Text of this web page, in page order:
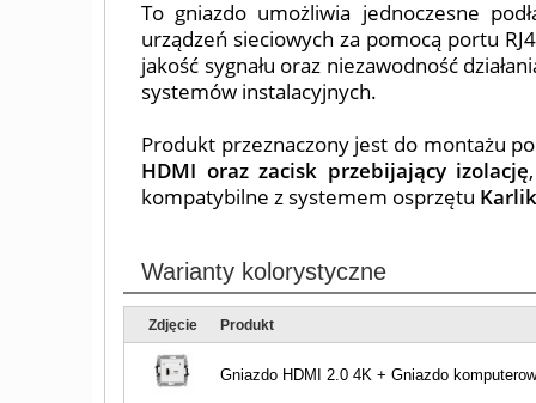
To gniazdo umożliwia jednoczesne
urządzeń sieciowych za pomocą portu
jakość sygnału oraz niezawodność
systemów instalacyjnych.
Produkt przeznaczony jest do montażu
HDMI oraz zacisk przebijający izolację
kompatybilne z systemem osprzętu
Warianty kolorystyczne
Zdjęcie Produkt
Gniazdo HDMI 2.0 4K + Gniazdo